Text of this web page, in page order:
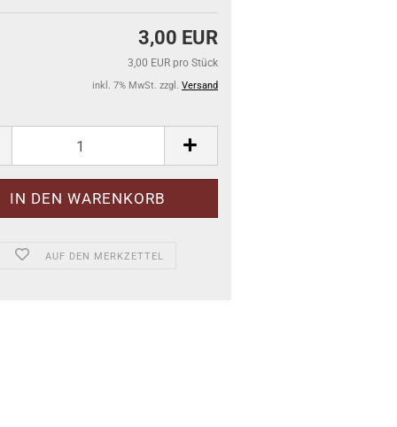
3,00 EUR
3,00 EUR pro Stück
inkl. 7% MwSt. zzgl. Versand
AUF DEN MERKZETTEL